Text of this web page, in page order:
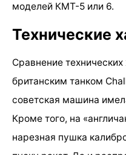
моделей КМТ-5 или 6.
Технические
Сравнение технических
британским танком
советская машина
Кроме того, на
нарезная пушка